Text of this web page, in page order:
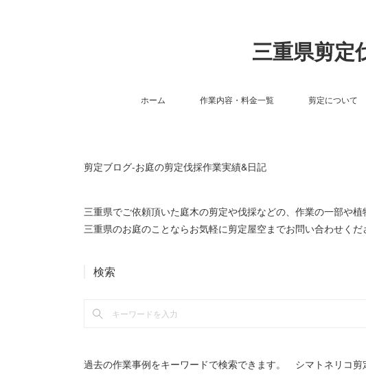
三重県剪定
ホーム 作業内容・料金一覧 剪定について
剪定ブログ-お庭の剪定伐採作業実績&日記
三重県でご依頼頂いた庭木の剪定や伐採などの、作業の一部や
三重県のお庭のことならお気軽に剪定屋空までお問い合わせくだ
検索
過去の作業事例をキーワードで検索できます。 シマトネリコ剪